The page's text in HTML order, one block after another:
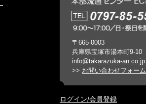
〒665-0003
兵庫県宝塚市湯本町9-10
info@takarazuka-an.co.jp
>> お問い合わせフォーム
ログイン/会員登録